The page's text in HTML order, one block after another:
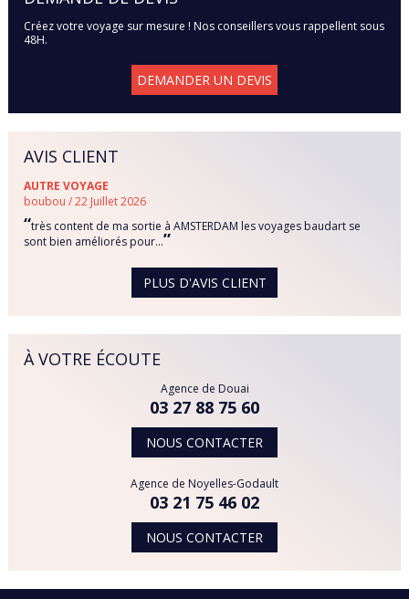
Créez votre voyage sur mesure ! Nos conseillers vous rappellent sous
48H.
DEMANDER UN DEVIS
AVIS CLIENT
AUTRE VOYAGE
boubou / 22 Juillet 2026
“très content de ma sortie à AMSTERDAM les voyages baudart se
sont bien améliorés pour...”
PLUS D'AVIS CLIENT
À VOTRE ÉCOUTE
Agence de Douai
03 27 88 75 60
NOUS CONTACTER
Agence de Noyelles-Godault
03 21 75 46 02
NOUS CONTACTER